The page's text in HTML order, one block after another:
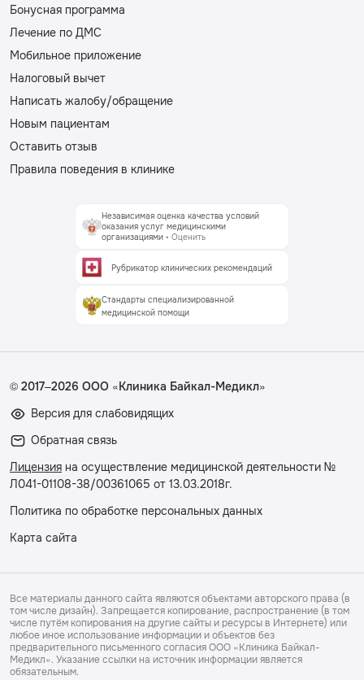
Бонусная программа
Лечение по ДМС
Мобильное приложение
Налоговый вычет
Написать жалобу/обращение
Новым пациентам
Оставить отзыв
Правила поведения в клинике
Независимая оценка качества условий
оказания услуг медицинскими
организациями • Оценить
Рубрикатор клинических рекомендаций
Стандарты специализированной
медицинской помощи
© 2017–2026 ООО «Клиника Байкал-Медикл»
Версия для слабовидящих
Обратная связь
Лицензия на осуществление медицинской деятельности №
Л041-01108-38/00361065 от 13.03.2018г.
Политика по обработке персональных данных
Карта сайта
Все материалы данного сайта являются объектами авторского права (в
том числе дизайн). Запрещается копирование, распространение (в том
числе путём копирования на другие сайты и ресурсы в Интернете) или
любое иное использование информации и объектов без
предварительного письменного согласия ООО «Клиника Байкал-
Медикл». Указание ссылки на источник информации является
обязательным.